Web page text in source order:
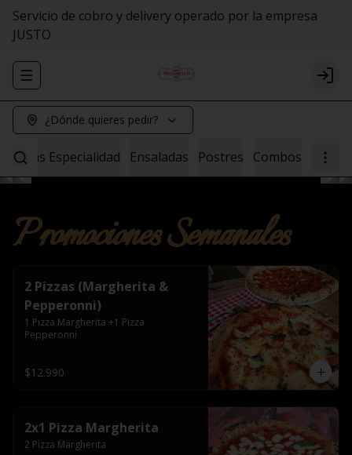
Servicio de cobro y delivery operado por la empresa
JUSTO
Abrir menu de navegación Login
¿Dónde quieres pedir?
Pastas Especialidad Ensaladas Postres Combos
Promociones Semanales
2 Pizzas (Margherita &
Pepperonni)
1 Pizza Margherita +1 Pizza
Pepperonni
$12.990
2x1 Pizza Margherita
2 Pizza Margherita